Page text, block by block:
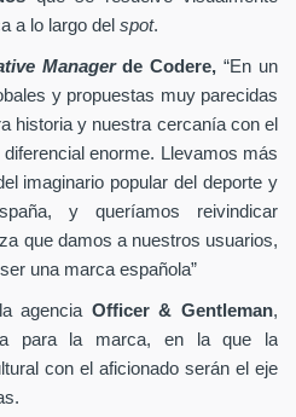
a lo largo del spot.
Managerde Codere,“En un
y propuestas muy parecidas
historia y nuestra cercanía con el
enorme. Llevamos más
imaginario popular del deporte y
y queríamos reivindicar
que damos a nuestros usuarios,
una marca española”
agencia Officer & Gentleman,
para la marca, en la que la
con el aficionado serán el eje